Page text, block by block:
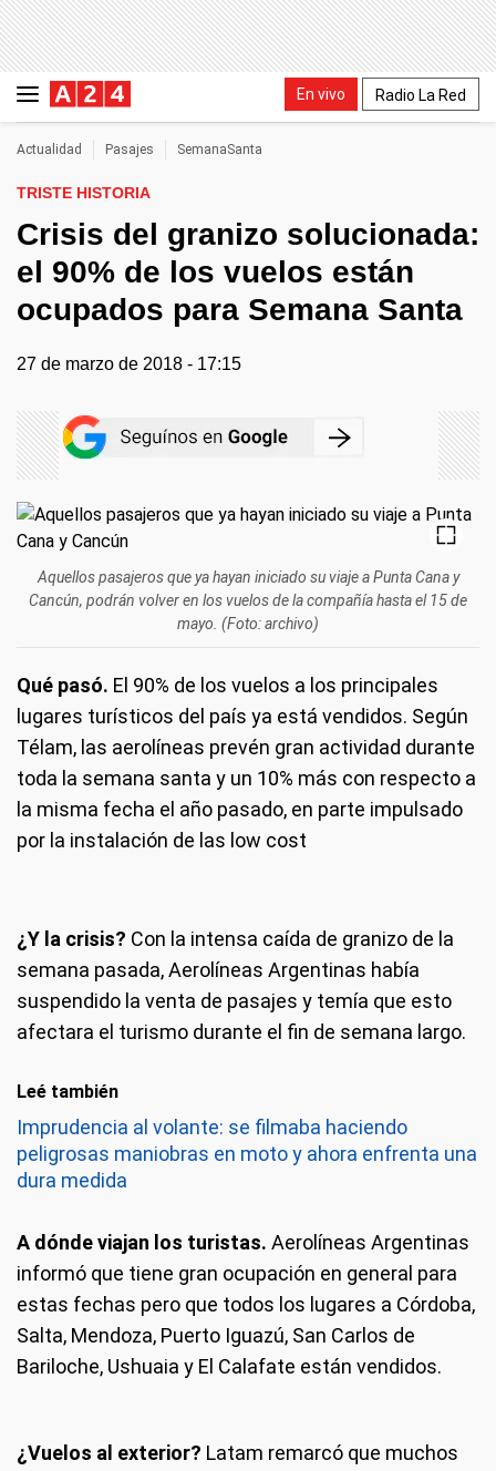
En vivo Radio La Red
Actualidad Pasajes SemanaSanta
TRISTE HISTORIA
Crisis del granizo solucionada:
el 90% de los vuelos están
ocupados para Semana Santa
27 de marzo de 2018 - 17:15
Aquellos pasajeros que ya hayan iniciado su viaje a Punta Cana y
Cancún, podrán volver en los vuelos de la compañía hasta el 15 de
mayo. (Foto: archivo)
Qué pasó. El 90% de los vuelos a los principales
lugares turísticos del país ya está vendidos. Según
Télam, las aerolíneas prevén gran actividad durante
toda la semana santa y un 10% más con respecto a
la misma fecha el año pasado, en parte impulsado
por la instalación de las low cost
¿Y la crisis? Con la intensa caída de granizo de la
semana pasada, Aerolíneas Argentinas había
suspendido la venta de pasajes y temía que esto
afectara el turismo durante el fin de semana largo.
Leé también
Imprudencia al volante: se filmaba haciendo
peligrosas maniobras en moto y ahora enfrenta una
dura medida
A dónde viajan los turistas. Aerolíneas Argentinas
informó que tiene gran ocupación en general para
estas fechas pero que todos los lugares a Córdoba,
Salta, Mendoza, Puerto Iguazú, San Carlos de
Bariloche, Ushuaia y El Calafate están vendidos.
¿Vuelos al exterior? Latam remarcó que muchos